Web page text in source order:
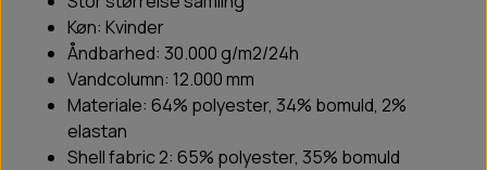
Køn: Kvinder
Åndbarhed: 30.000 g/m2/24h
Vandcolumn: 12.000 mm
Materiale: 64% polyester, 34% bomuld, 2%
elastan
Shell fabric 2: 65% polyester, 35% bomuld